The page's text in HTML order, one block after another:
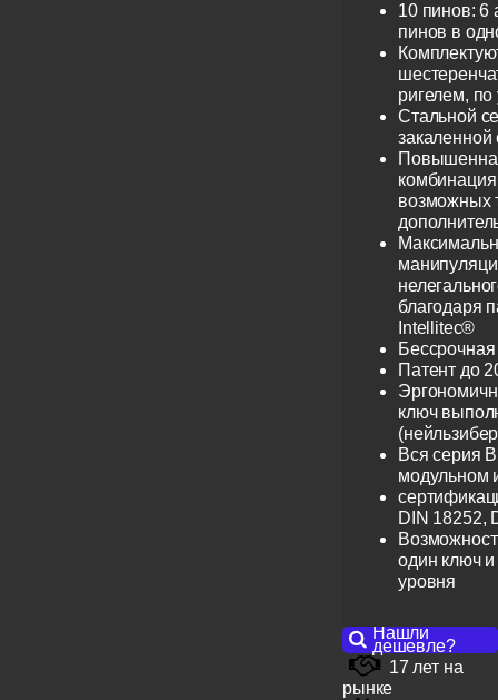
10 пинов: 6
пинов в
ригелем,
Стальной
закаленной
возможных
благодаря
Intellitec®
Патент до
ключ
Вся серия
модульном
DIN 18252,
один ключ и
уровня
Нашли
дешевле?
17 лет на
рынке